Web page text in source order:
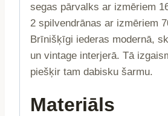
segas pārvalks ar izmēriem
2 spilvendrānas ar izmēriem
Brīnišķīgi iederas modernā,
un vintage interjerā. Tā
piešķir tam dabisku šarmu.
Materiāls